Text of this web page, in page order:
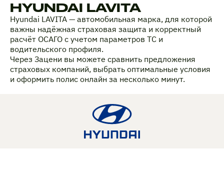
HYUNDAI LAVITA
Hyundai LAVITA — автомобильная марка, для которой
важны надёжная страховая защита и корректный
расчёт ОСАГО с учетом параметров ТС и
водительского профиля.
Через Зацени вы можете сравнить предложения
страховых компаний, выбрать оптимальные условия
и оформить полис онлайн за несколько минут.